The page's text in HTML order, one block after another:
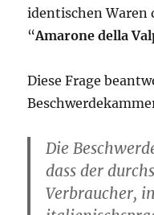
identischen Waren
“Amarone della
Diese Frage
Die
dass der
Verbraucher,